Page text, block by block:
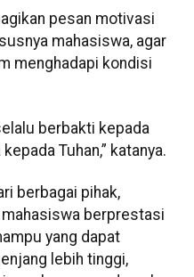
pesan motivasi
mahasiswa, agar
menghadapi kondisi
berbakti kepada
Tuhan,” katanya.
berbagai pihak,
berprestasi
yang dapat
lebih tinggi,